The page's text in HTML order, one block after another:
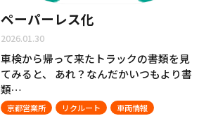
ペーパーレス化
2026.01.30
車検から帰って来たトラックの書類を見
てみると、 あれ？なんだかいつもより書
類…
京都営業所 リクルート
車両情報